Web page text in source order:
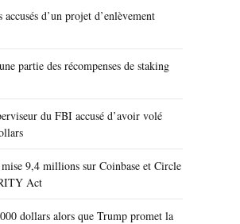
d’un projet d’enlèvement
partie des récompenses de staking
du FBI accusé d’avoir volé
9,4 millions sur Coinbase et Circle
Act
dollars alors que Trump promet la